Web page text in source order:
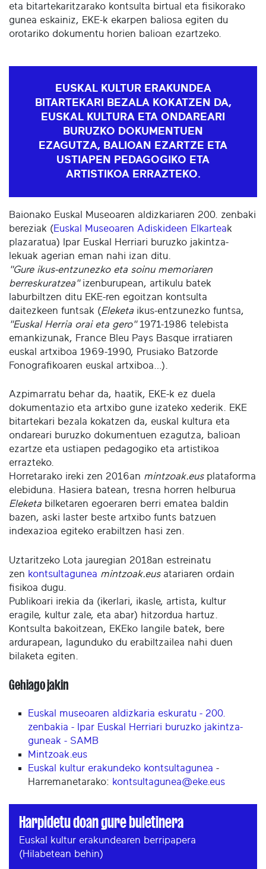
eta bitartekaritzarako kontsulta birtual eta fisikorako
gunea eskainiz, EKE-k ekarpen baliosa egiten du
orotariko dokumentu horien balioan ezartzeko.
EUSKAL KULTUR ERAKUNDEA
BITARTEKARI BEZALA KOKATZEN DA,
EUSKAL KULTURA ETA ONDAREARI
BURUZKO DOKUMENTUEN
EZAGUTZA, BALIOAN EZARTZE ETA
USTIAPEN PEDAGOGIKO ETA
ARTISTIKOA ERRAZTEKO.
Baionako Euskal Museoaren aldizkariaren 200. zenbaki
bereziak (Euskal Museoaren Adiskideen Elkarteak
plazaratua) Ipar Euskal Herriari buruzko jakintza-
lekuak agerian eman nahi izan ditu.
"Gure ikus-entzunezko eta soinu memoriaren
berreskuratzea"izenburupean, artikulu batek
laburbiltzen ditu EKE-ren egoitzan kontsulta
daitezkeen funtsak (Eleketa ikus-entzunezko funtsa,
"Euskal Herria orai eta gero"1971-1986 telebista
emankizunak, France Bleu Pays Basque irratiaren
euskal artxiboa 1969-1990, Prusiako Batzorde
Fonografikoaren euskal artxiboa…).
Azpimarratu behar da, haatik, EKE-k ez duela
dokumentazio eta artxibo gune izateko xederik. EKE
bitartekari bezala kokatzen da, euskal kultura eta
ondareari buruzko dokumentuen ezagutza, balioan
ezartze eta ustiapen pedagogiko eta artistikoa
errazteko.
Horretarako ireki zen 2016an mintzoak.eusplataforma
elebiduna. Hasiera batean, tresna horren helburua
Eleketa bilketaren egoeraren berri ematea baldin
bazen, aski laster beste artxibo funts batzuen
indexazioa egiteko erabiltzen hasi zen.
Uztaritzeko Lota jauregian 2018an estreinatu
zen kontsultagunea mintzoak.eusatariaren ordain
fisikoa dugu.
Publikoari irekia da (ikerlari, ikasle, artista, kultur
eragile, kultur zale, eta abar) hitzordua hartuz.
Kontsulta bakoitzean, EKEko langile batek, bere
ardurapean, lagunduko du erabiltzailea nahi duen
bilaketa egiten.
Gehiago jakin
Euskal museoaren aldizkaria eskuratu - 200.
zenbakia - Ipar Euskal Herriari buruzko jakintza-
guneak - SAMB
Mintzoak.eus
Euskal kultur erakundeko kontsultagunea -
Harremanetarako: kontsultagunea@eke.eus
Harpidetu doan gure buletinera
Euskal kultur erakundearen berripapera
(Hilabetean behin)